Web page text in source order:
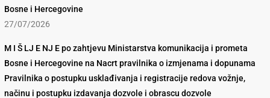
Bosne i Hercegovine
27/07/2026
M I Š LJ E NJ E po zahtjevu Ministarstva komunikacija i prometa
Bosne i Hercegovine na Nacrt pravilnika o izmjenama i dopunama
Pravilnika o postupku usklađivanja i registracije redova vožnje,
načinu i postupku izdavanja dozvole i obrascu dozvole